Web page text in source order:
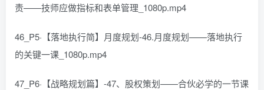
责——技师应做指标和表单管理_1080p.mp4
46_P5·【落地执行简】月度规划-46.月度规划——落地执行
的关键一课_1080p.mp4
47_P6·【战略规划篇】-47、股权策划——合伙必学的一节课